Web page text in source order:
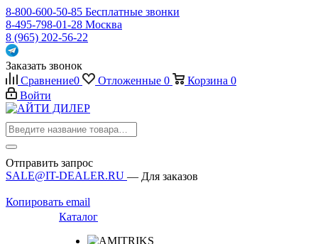
8-800-600-50-85 Бесплатные звонки
8-495-798-01-28 Москва
8 (965) 202-56-22
Заказать звонок
Сравнение0 Отложенные 0 Корзина 0
Войти
Отправить запрос
SALE@IT-DEALER.RU — Для заказов
Копировать email
Каталог